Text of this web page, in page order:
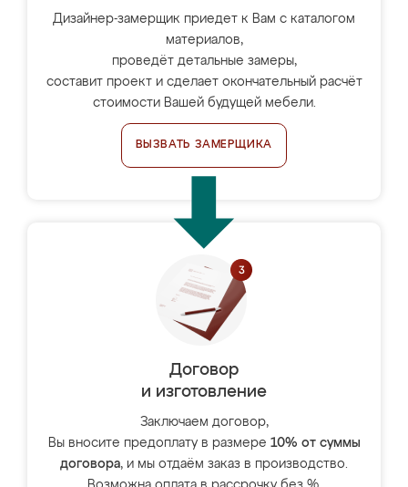
Дизайнер-замерщик приедет к Вам с каталогом
материалов,
проведёт детальные замеры,
составит проект и сделает окончательный расчёт
стоимости Вашей будущей мебели.
ВЫЗВАТЬ ЗАМЕРЩИКА
Договор
и изготовление
Заключаем договор,
Вы вносите предоплату в размере 10% от суммы
договора, и мы отдаём заказ в производство.